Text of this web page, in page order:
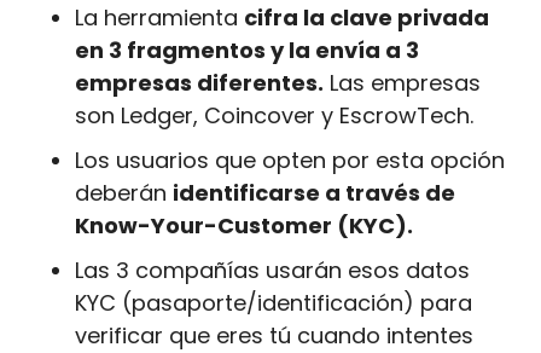
La herramienta cifra la clave privada
en 3 fragmentos y la envía a 3
empresas diferentes. Las empresas
son Ledger, Coincover y EscrowTech.
Los usuarios que opten por esta opción
deberán identificarse a través de
Know-Your-Customer (KYC).
Las 3 compañías usarán esos datos
KYC (pasaporte/identificación) para
verificar que eres tú cuando intentes